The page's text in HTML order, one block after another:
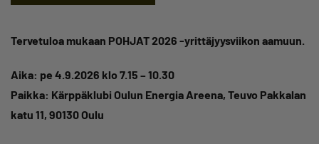
Tervetuloa mukaan POHJAT 2026 -yrittäjyysviikon aamuun.
Aika: pe 4.9.2026 klo 7.15 – 10.30
Paikka: Kärppäklubi Oulun Energia Areena, Teuvo Pakkalan
katu 11, 90130 Oulu